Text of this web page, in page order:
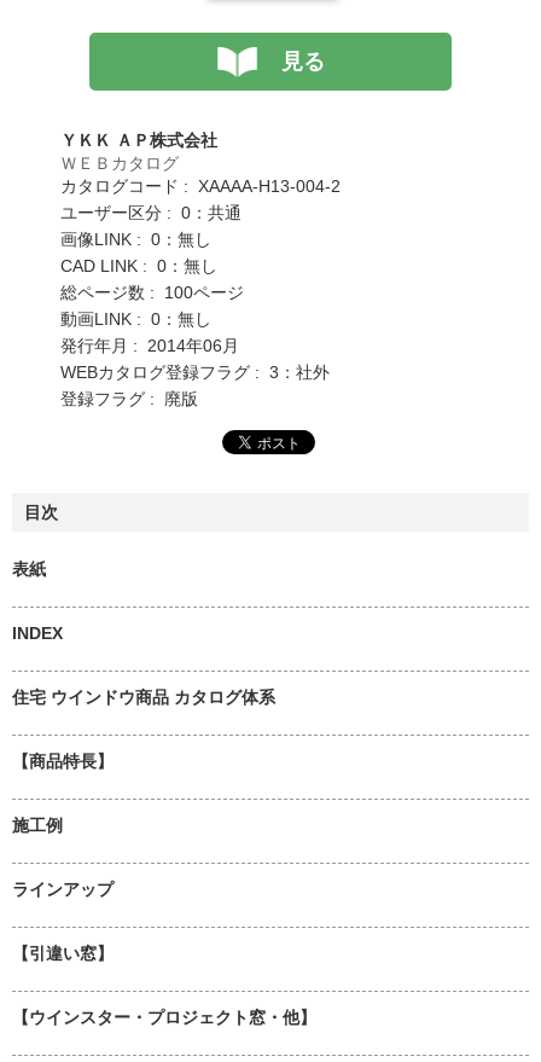
見る
ＹＫＫ ＡＰ株式会社
ＷＥＢカタログ
カタログコード : XAAAA-H13-004-2
ユーザー区分 : 0：共通
画像LINK : 0：無し
CAD LINK : 0：無し
総ページ数 : 100ページ
動画LINK : 0：無し
発行年月 : 2014年06月
WEBカタログ登録フラグ : 3：社外
登録フラグ : 廃版
目次
表紙
INDEX
住宅 ウインドウ商品 カタログ体系
【商品特長】
施工例
ラインアップ
【引違い窓】
【ウインスター・プロジェクト窓・他】